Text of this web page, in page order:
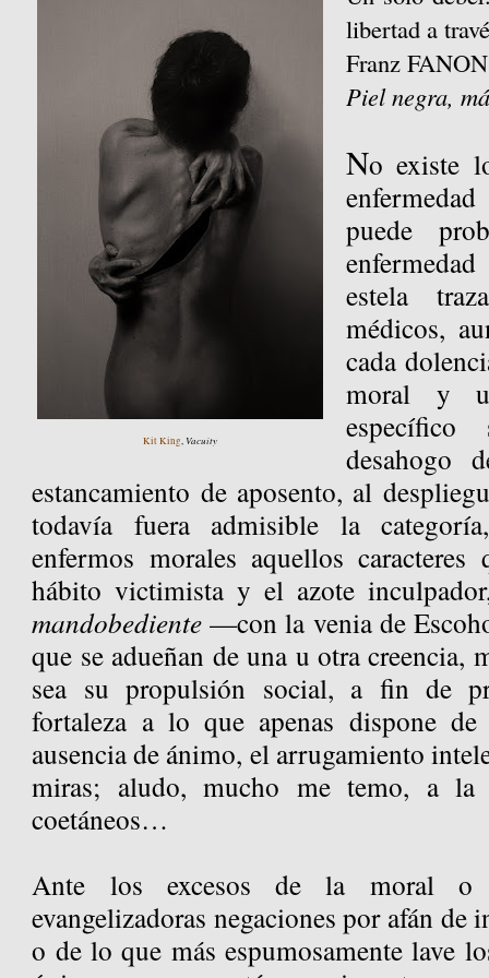
Kit King, Vacuity
libertad a
Franz FANON
Piel negra,
No existe
puede
estela
médicos,
cada
moral y
desahogo
estancamiento de aposento, al
todavía fuera admisible la
enfermos morales aquellos
hábito victimista y el azote
mandobediente —con la venia de
que se adueñan de una u otra creencia,
sea su propulsión social, a fin de
fortaleza a lo que apenas dispone
ausencia de ánimo, el arrugamiento
miras; aludo, mucho me temo, a la
coetáneos…
Ante los excesos de la moral
evangelizadoras negaciones por afán de
o de lo que más espumosamente lave